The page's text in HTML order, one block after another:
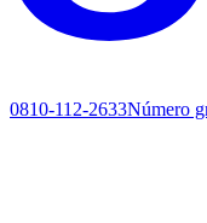
0810-112-2633Número